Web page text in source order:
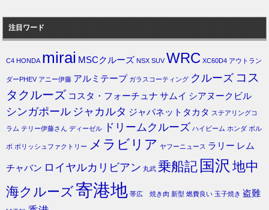
注目ワード
C4 HONDA mirai MSCクルーズ NSX SUV WRC XC60D4 アウトラン
ダーPHEV アニー伊藤 アルミテープ ガラスコーティング クルーズ コス
タクルーズ コスタ・フォーチュナ サムイ シアヌークビル
シンガポール ジャカルタ ジャパネットタカタ ステアリングコ
ラム テリー伊藤さん ディーゼル ドリームクルーズ ハイビーム ホンダ ボル
ボ ポリッシュファクトリー メラビリア ヤフーニュース ラリー レム
チャバン ロイヤルカリビアン 丸武 乗船記 国沢 地中
海クルーズ寄港地 帯広 焼き肉 新型 燃費良い 玉子焼き 盗難